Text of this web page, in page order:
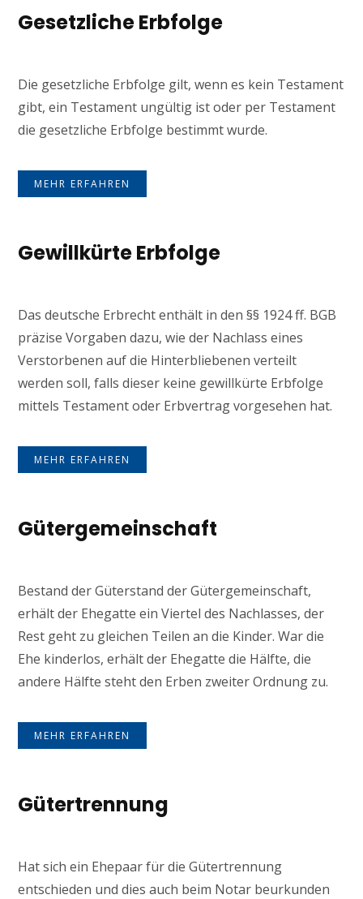
Gesetzliche Erbfolge
Die gesetzliche Erbfolge gilt, wenn es kein Testament
gibt, ein Testament ungültig ist oder per Testament
die gesetzliche Erbfolge bestimmt wurde.
MEHR ERFAHREN
Gewillkürte Erbfolge
Das deutsche Erbrecht enthält in den §§ 1924 ff. BGB
präzise Vorgaben dazu, wie der Nachlass eines
Verstorbenen auf die Hinterbliebenen verteilt
werden soll, falls dieser keine gewillkürte Erbfolge
mittels Testament oder Erbvertrag vorgesehen hat.
MEHR ERFAHREN
Gütergemeinschaft
Bestand der Güterstand der Gütergemeinschaft,
erhält der Ehegatte ein Viertel des Nachlasses, der
Rest geht zu gleichen Teilen an die Kinder. War die
Ehe kinderlos, erhält der Ehegatte die Hälfte, die
andere Hälfte steht den Erben zweiter Ordnung zu.
MEHR ERFAHREN
Gütertrennung
Hat sich ein Ehepaar für die Gütertrennung
entschieden und dies auch beim Notar beurkunden